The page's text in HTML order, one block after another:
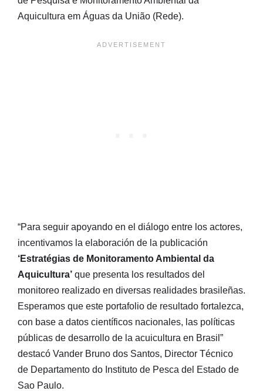
Aquicultura em Águas da União (Rede).
“Para seguir apoyando en el diálogo entre los actores,
incentivamos la elaboración de la publicación
‘Estratégias de Monitoramento Ambiental da
Aquicultura’ que presenta los resultados del
monitoreo realizado en diversas realidades brasileñas.
Esperamos que este portafolio de resultado fortalezca,
con base a datos científicos nacionales, las políticas
públicas de desarrollo de la acuicultura en Brasil”
destacó Vander Bruno dos Santos, Director Técnico
de Departamento do Instituto de Pesca del Estado de
Sao Paulo.